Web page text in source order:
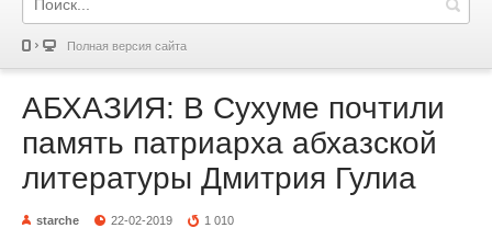
Полная версия сайта
АБХАЗИЯ: В Сухуме почтили
память патриарха абхазской
литературы Дмитрия Гулиа
starche 22-02-2019 1 010